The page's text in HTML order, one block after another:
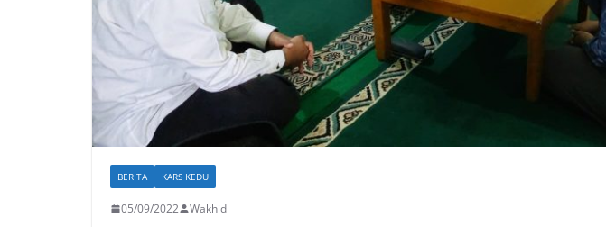
BERITA KARS KEDU
05/09/2022 Wakhid